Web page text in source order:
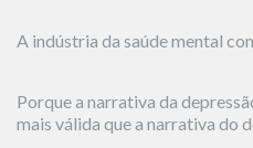
A indústria da saúde mental
Porque a narrativa da
mais válida que a narrativa do